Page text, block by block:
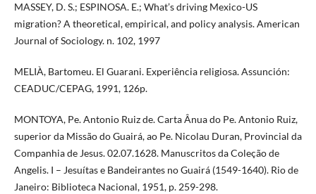
MASSEY, D. S.; ESPINOSA. E.; What’s driving Mexico-US
migration? A theoretical, empirical, and policy analysis. American
Journal of Sociology. n. 102, 1997
MELIÀ, Bartomeu. El Guarani. Experiência religiosa. Assunción:
CEADUC/CEPAG, 1991, 126p.
MONTOYA, Pe. Antonio Ruiz de. Carta Ânua do Pe. Antonio Ruiz,
superior da Missão do Guairá, ao Pe. Nicolau Duran, Provincial da
Companhia de Jesus. 02.07.1628. Manuscritos da Coleção de
Angelis. I – Jesuítas e Bandeirantes no Guairá (1549-1640). Rio de
Janeiro: Biblioteca Nacional, 1951, p. 259-298.